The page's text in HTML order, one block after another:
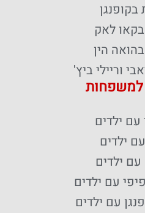
בקופנגן
בקאו לאק
הין
וריילי ביץ'
למשפחות
עם ילדים
ילדים
עם ילדים
עם ילדים
עם ילדים